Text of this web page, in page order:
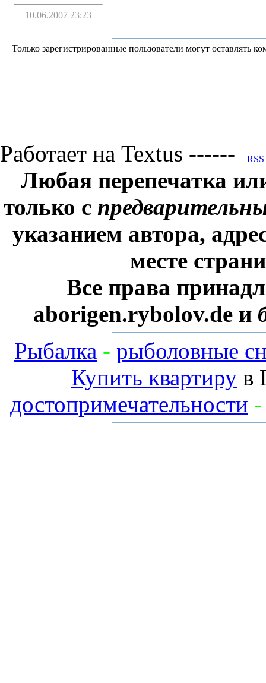
10.06.2007 23:23
Только зарегистрированные пользователи могут оставлять
Работает на Textus ------
Любая перепечатка
только с
указанием автора,
месте
Все права
aborigen.rybolov.de и
Рыбалка - рыболовные
Купить квартиру в
достопримечательности